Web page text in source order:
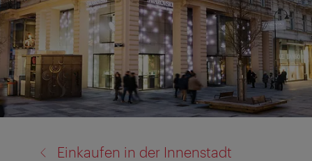
Einkaufen in der Innenstadt